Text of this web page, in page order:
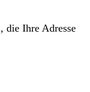
die Ihre Adresse